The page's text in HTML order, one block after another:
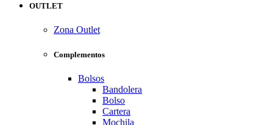
OUTLET
Zona Outlet
Complementos
Bolsos
Bandolera
Bolso
Cartera
Mochila